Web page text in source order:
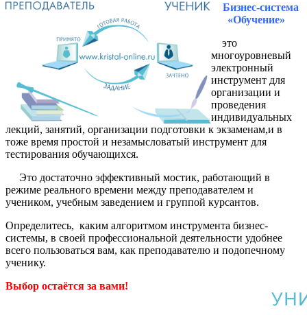
Бизнес-система
«Обучение»
это
многоуровневый
электронный
инструмент для
организации и
проведения
индивидуальных
лекций, занятий, организации подготовки к экзаменам,и в
тоже время простой и незамысловатый инструмент для
тестирования обучающихся.
Это достаточно эффективный мостик, работающий в
режиме реального времени между преподавателем и
учеником, учебным заведением и группой курсантов.
Определитесь, каким алгоритмом инструмента бизнес-
системы, в своей профессиональной деятельности удобнее
всего пользоваться вам, как преподавателю и подопечному
ученику.
Выбор остаётся за вами!